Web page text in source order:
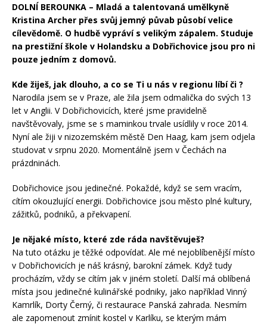
DOLNÍ BEROUNKA – Mladá a talentovaná umělkyně
Kristina Archer přes svůj jemný půvab působí velice
cílevědomě. O hudbě vypráví s velikým zápalem. Studuje
na prestižní škole v Holandsku a Dobřichovice jsou pro ni
pouze jedním z domovů.
Kde žiješ, jak dlouho, a co se Ti u nás v regionu líbí či ?
Narodila jsem se v Praze, ale žila jsem odmalička do svých 13
let v Anglii. V Dobřichovicích, které jsme pravidelně
navštěvovaly, jsme se s maminkou trvale usídlily v roce 2014.
Nyní ale žiji v nizozemském městě Den Haag, kam jsem odjela
studovat v srpnu 2020. Momentálně jsem v Čechách na
prázdninách.
Dobřichovice jsou jedinečné. Pokaždé, když se sem vracím,
cítím okouzlující energii. Dobřichovice jsou město plné kultury,
zážitků, podniků, a překvapení.
Je nějaké místo, které zde ráda navštěvuješ?
Na tuto otázku je těžké odpovídat. Ale mé nejoblíbenější místo
v Dobřichovicích je náš krásný, barokní zámek. Když tudy
procházím, vždy se cítím jak v jiném století. Další má oblíbená
místa jsou jedinečné kulinářské podniky, jako například Vinný
Kamrlík, Dorty Černý, či restaurace Panská zahrada. Nesmím
ale zapomenout zmínit kostel v Karlíku, se kterým mám